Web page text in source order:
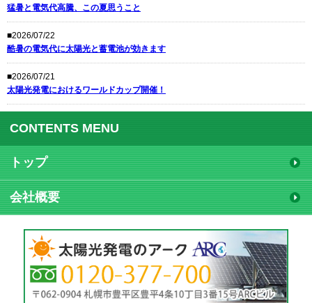
猛暑と電気代高騰、この夏思うこと
■2026/07/22
酷暑の電気代に太陽光と蓄電池が効きます
■2026/07/21
太陽光発電におけるワールドカップ開催！
CONTENTS MENU
トップ
会社概要